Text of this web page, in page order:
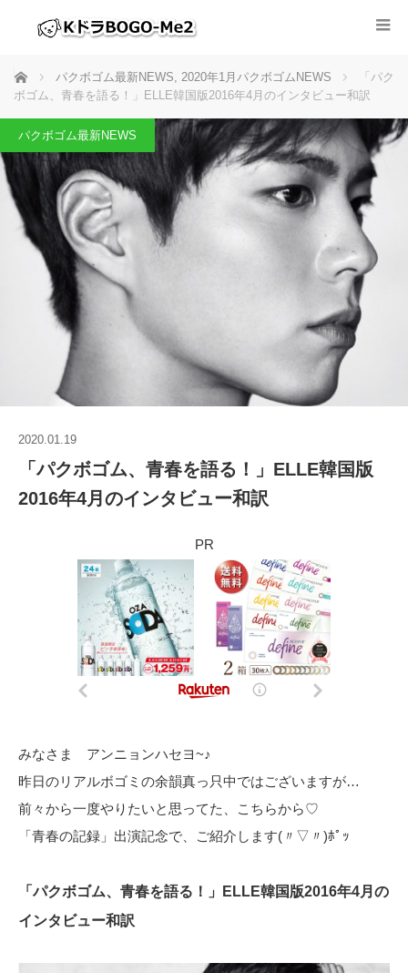
ホーム パクボゴム最新NEWS, 2020年1月パクボゴムNEWS
「パク
ボゴム、青春を語る！」ELLE韓国版2016年4月のインタビュー和訳
パクボゴム最新NEWS
2020.01.19
「パクボゴム、青春を語る！」ELLE韓国版
2016年4月のインタビュー和訳
PR
みなさま アンニョンハセヨ~♪
昨日のリアルボゴミの余韻真っ只中ではございますが…
前々から一度やりたいと思ってた、こちらから♡
「青春の記録」出演記念で、ご紹介します(〃▽〃)ﾎﾟｯ
「パクボゴム、青春を語る！」ELLE韓国版2016年4月の
インタビュー和訳